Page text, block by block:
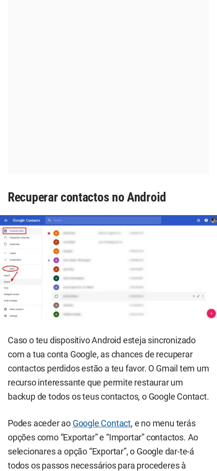
Recuperar contactos no Android
Caso o teu dispositivo Android esteja sincronizado
com a tua conta Google, as chances de recuperar
contactos perdidos estão a teu favor. O Gmail tem um
recurso interessante que permite restaurar um
backup de todos os teus contactos, o Google Contact.
Podes aceder ao Google Contact, e no menu terás
opções como “Exportar” e “Importar” contactos. Ao
selecionares a opção “Exportar”, o Google dar-te-á
todos os passos necessários para procederes à